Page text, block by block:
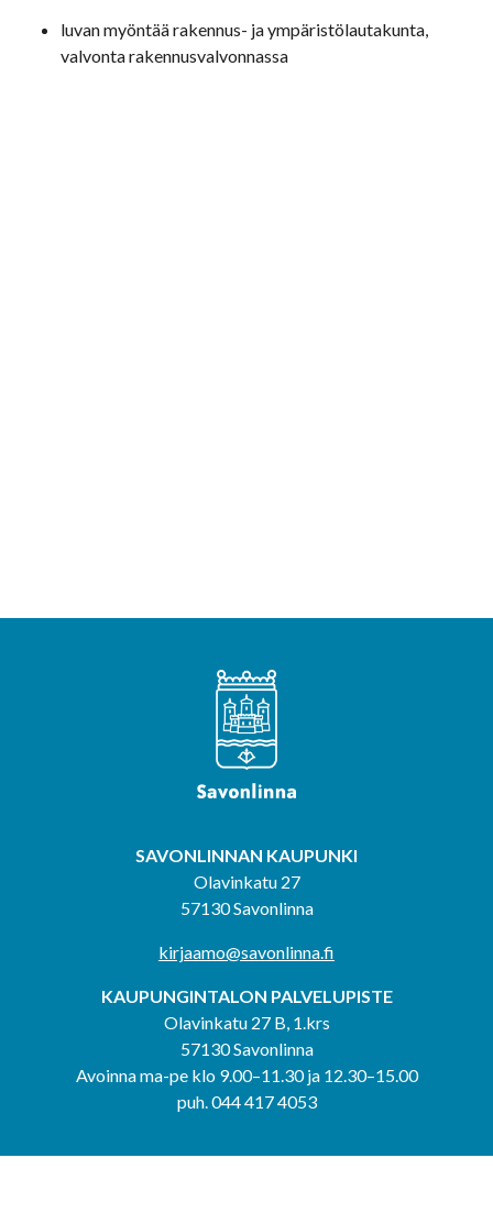
luvan myöntää rakennus- ja ympäristölautakunta,
valvonta rakennusvalvonnassa
SAVONLINNAN KAUPUNKI
Olavinkatu 27
57130 Savonlinna
kirjaamo@savonlinna.fi
KAUPUNGINTALON PALVELUPISTE
Olavinkatu 27 B, 1.krs
57130 Savonlinna
Avoinna ma-pe klo 9.00–11.30 ja 12.30–15.00
puh. 044 417 4053